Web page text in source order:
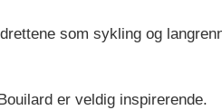
som sykling og
er veldig inspirerende.